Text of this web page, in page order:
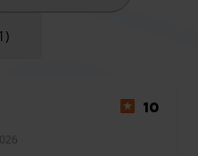
sont à disposition
vous attendez la navette.
10